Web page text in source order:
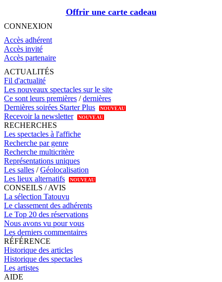
Offrir une carte cadeau
CONNEXION
Accès adhérent
Accès invité
Accès partenaire
ACTUALITÉS
Fil d'actualité
Les nouveaux spectacles sur le site
Ce sont leurs premières /dernières
Dernières soirées Starter Plus
NOUVEAU
Recevoir la newsletter NOUVEAU
RECHERCHES
Les spectacles à l'affiche
Recherche par genre
Recherche multicritère
Représentations uniques
Les salles /Géolocalisation
Les lieux alternatifs
NOUVEAU
CONSEILS / AVIS
La sélection Tatouvu
Le classement des adhérents
Le Top 20 des réservations
Nous avons vu pour vous
Les derniers commentaires
RÉFÉRENCE
Historique des articles
Historique des spectacles
Les artistes
AIDE